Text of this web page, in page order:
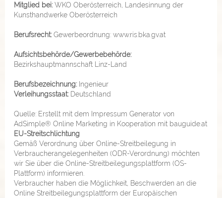
Mitglied bei: WKO Oberösterreich, Landesinnung der
Kunsthandwerke Oberösterreich
Berufsrecht: Gewerbeordnung: www.ris.bka.gv.at
Aufsichtsbehörde/Gewerbebehörde:
Bezirkshauptmannschaft Linz-Land
Berufsbezeichnung: Ingenieur
Verleihungsstaat: Deutschland
Quelle: Erstellt mit dem Impressum Generator von
AdSimple® Online Marketing in Kooperation mit bauguide.at
EU-Streitschlichtung
Gemäß Verordnung über Online-Streitbeilegung in
Verbraucherangelegenheiten (ODR-Verordnung) möchten
wir Sie über die Online-Streitbeilegungsplattform (OS-
Plattform) informieren.
Verbraucher haben die Möglichkeit, Beschwerden an die
Online Streitbeilegungsplattform der Europäischen